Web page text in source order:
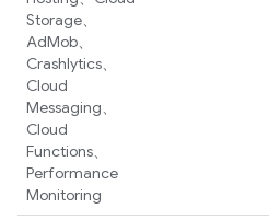
Storage、
AdMob、
Crashlytics、
Cloud
Messaging、
Cloud
Functions、
Performance
Monitoring